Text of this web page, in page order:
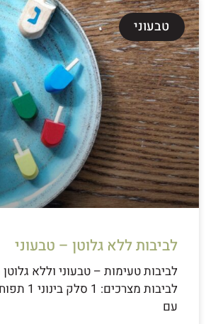
טבעוני
לביבות ללא גלוטן – טבעוני
לביבות מצרכים: 1 סלק